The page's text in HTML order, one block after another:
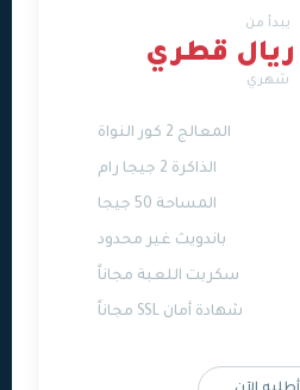
يبدأ من
شهري
المعالج 2 كور النواة
الذاكرة 2 جيجا رام
المساحة 50 جيجا
باندويث غير محدود
سكربت اللعبة مجاناً
شهادة أمان SSL مجاناً